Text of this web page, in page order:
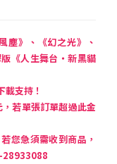
塵》、《幻之光》、
《人生舞台・新黑貓
支持！
若單張訂單超過此金
您急須需收到商品，
28933088